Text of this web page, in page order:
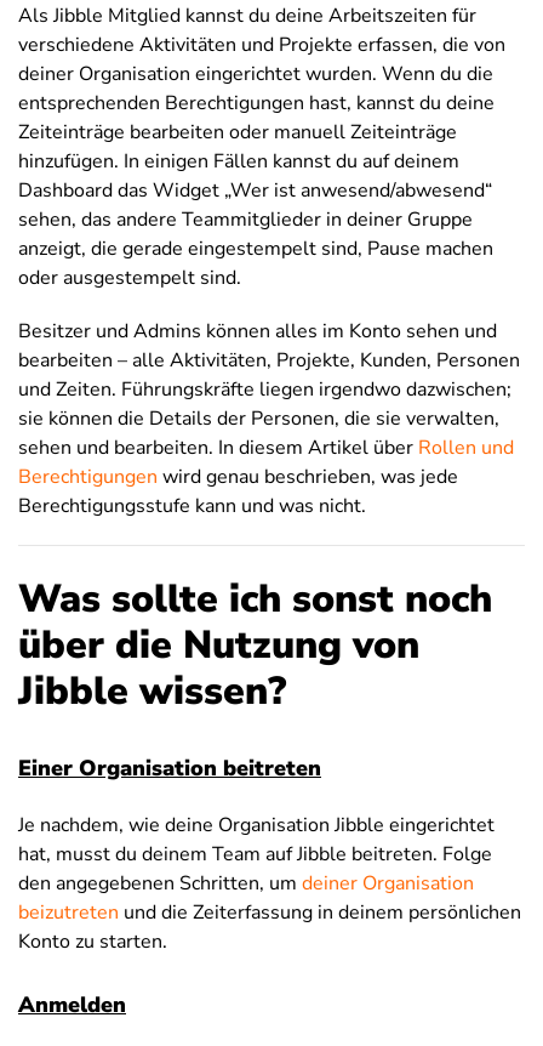
Als Jibble Mitglied kannst du deine Arbeitszeiten für
verschiedene Aktivitäten und Projekte erfassen, die von
deiner Organisation eingerichtet wurden. Wenn du die
entsprechenden Berechtigungen hast, kannst du deine
Zeiteinträge bearbeiten oder manuell Zeiteinträge
hinzufügen. In einigen Fällen kannst du auf deinem
Dashboard das Widget „Wer ist anwesend/abwesend“
sehen, das andere Teammitglieder in deiner Gruppe
anzeigt, die gerade eingestempelt sind, Pause machen
oder ausgestempelt sind.
Besitzer und Admins können alles im Konto sehen und
bearbeiten – alle Aktivitäten, Projekte, Kunden, Personen
und Zeiten. Führungskräfte liegen irgendwo dazwischen;
sie können die Details der Personen, die sie verwalten,
sehen und bearbeiten. In diesem Artikel über Rollen und
Berechtigungen wird genau beschrieben, was jede
Berechtigungsstufe kann und was nicht.
Was sollte ich sonst noch
über die Nutzung von
Jibble wissen?
Einer Organisation beitreten
Je nachdem, wie deine Organisation Jibble eingerichtet
hat, musst du deinem Team auf Jibble beitreten. Folge
den angegebenen Schritten, um deiner Organisation
beizutreten und die Zeiterfassung in deinem persönlichen
Konto zu starten.
Anmelden